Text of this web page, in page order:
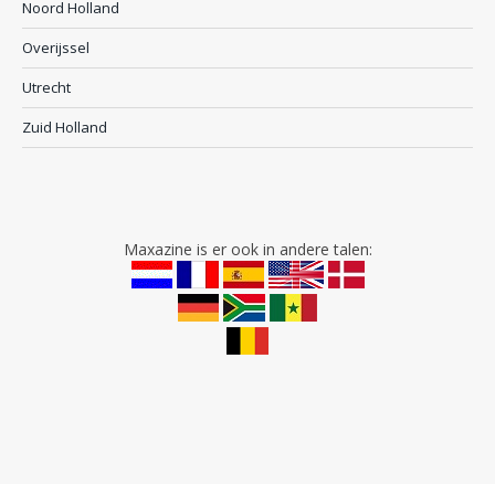
Noord Holland
Overijssel
Utrecht
Zuid Holland
Maxazine is er ook in andere talen: